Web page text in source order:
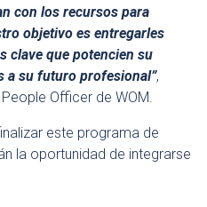
con los recursos para
objetivo es entregarles
clave que potencien su
a su futuro profesional”,
Officer de WOM.
este programa de
la oportunidad de integrarse